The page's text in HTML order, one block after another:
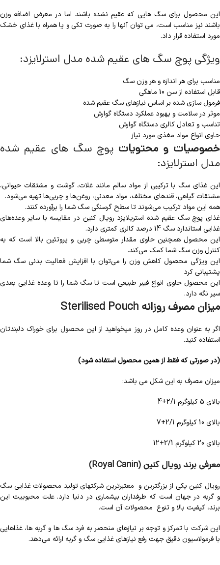
این محصول برای سگ هایی که عقیم نشده باشند اما در معرض اضافه وزن
باشند نیز مناسب است، می توان آنها را به صورت تکی و یا همراه با غذای خشک
مورد استفاده قرار داد.
ویژگی پوچ سگ های عقیم شده مدل استرلایزد:
مناسب برای هر اندازه و هر وزن سگ
قابل استفاده از سن 10 ماهگی
فرمول سازی شده بر اساس نیازهای سگ عقیم شده
موثر در سلامت و بهبود عملکرد دستگاه گوارش
تناسب و تعادل کالری دستگاه گوارش
حاوی انواع مواد مغذی مورد نیاز
خصوصیات و محتویات پوچ سگ های عقیم شده
مدل استرلایزد:
این غذای سگ با ترکیبی از مواد سالم مانند غلات، گوشت و مشتقات حیوانی،
مشتقات گیاهی، قندهای مختلف، مواد معدنی، روغن‌ها و چربی‌ها تهیه می‌شود.
همه این مواد ترکیب می‌شوند تا سطح گرسنگی سگ شما را برآورده کنند.
غذای پوچ سگ عقیم شده استریلایزد رویال کنین در مقایسه با سایر وعده‌های
غذایی استاندارد سگ 14 درصد کالری کمتری دارد.
این محصول همچنین حاوی مقدار متوسطی چربی و پروتئین بالا است که به
کنترل وزن سگ شما کمک می‌کند.
این ویژگی محصول کاهش وزن را می‌توان با افزایش فعالیت بدنی سگ شما
پشتیبانی کرد
این محصول حاوی انواع فیبر طبیعی است تا سگ شما را تا وعده غذایی بعدی
سیر نگه دارد.
میزان مصرف روزانه Sterilised Pouch
اگر به عنوان وعده کامل در روز میخواهید از این محصول برای خوراک دلبندتان
استفاده کنید.
(در صورتی که فقط از همین محصول استفاده شود)
میزان مصرف به این شکل می باشد:
بالای 5 کیلوگرم 2/1+4
بالای 10 کیلوگرم 2/1+7
بالای 20 کیلوگرم 2/1+12
معرفی برند رویال کنین(Royal Canin)
رویال کنین یکی از بزرگترین و معتبرترین شرکتهای تولید محصولات غذایی سگ
و گربه در جهان است که طرفداران بیشماری در دنیا دارد. علت محبوبیت این
برند، کیفیت بالا و تنوع محصولات آن است.
این شرکت با تمرکز و توجه بر نیازهای منحصر به فرد سگ ها و گربه ها، غذاهایی
با فرمولاسیون دقیق جهت رفع نیازهای غذایی سگ و گربه ارائه می‌دهد.